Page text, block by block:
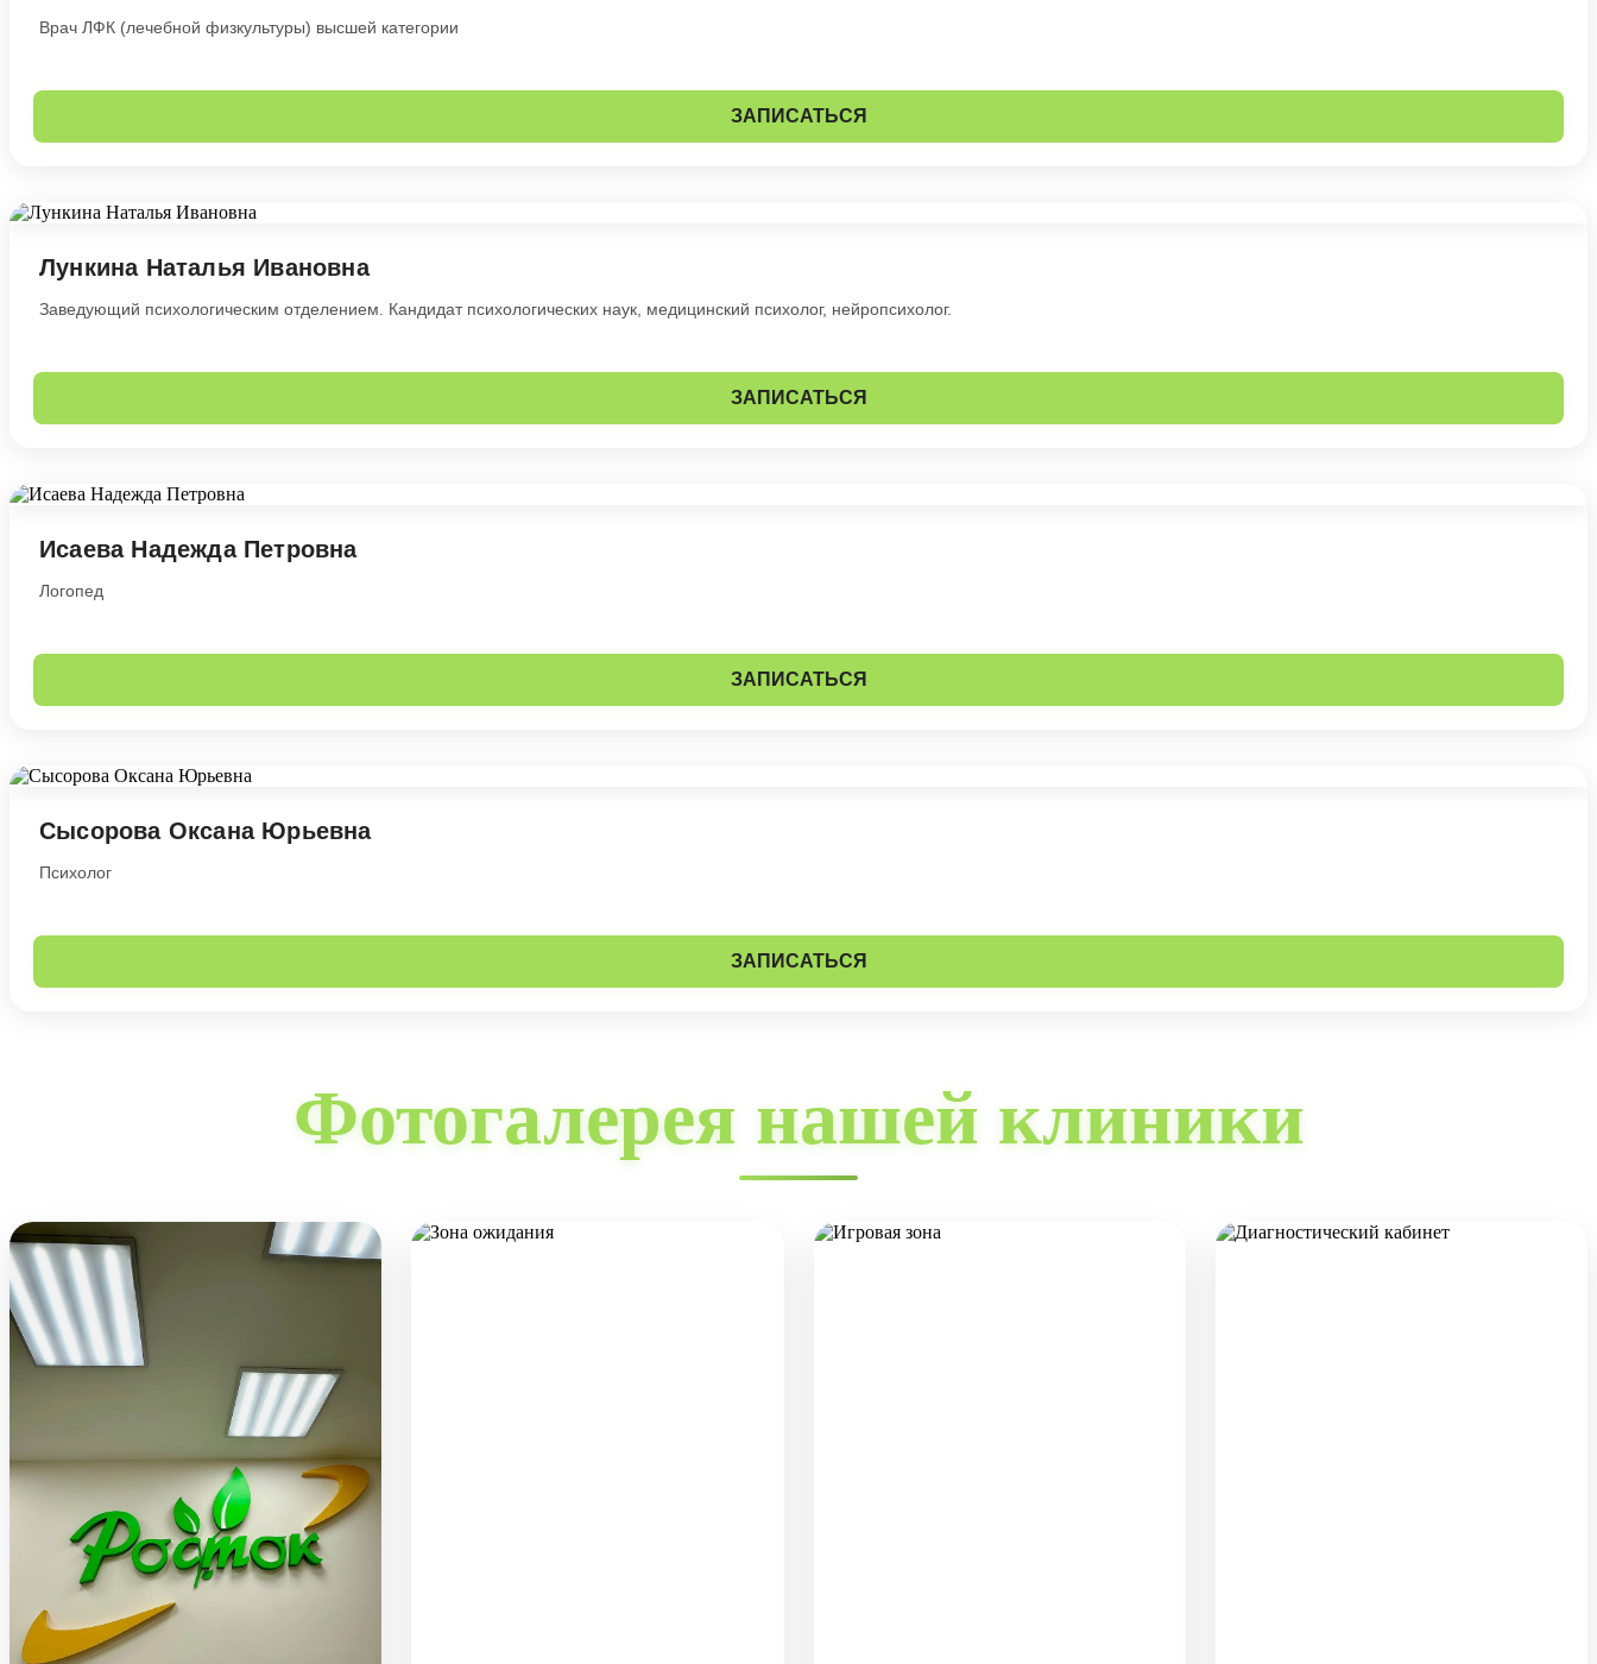
Врач ЛФК (лечебной физкультуры) высшей категории
ЗАПИСАТЬСЯ
Лункина Наталья Ивановна
Заведующий психологическим отделением. Кандидат психологических наук, медицинский психолог, нейропсихолог.
ЗАПИСАТЬСЯ
Исаева Надежда Петровна
Логопед
ЗАПИСАТЬСЯ
Сысорова Оксана Юрьевна
Психолог
ЗАПИСАТЬСЯ
Фотогалерея нашей клиники